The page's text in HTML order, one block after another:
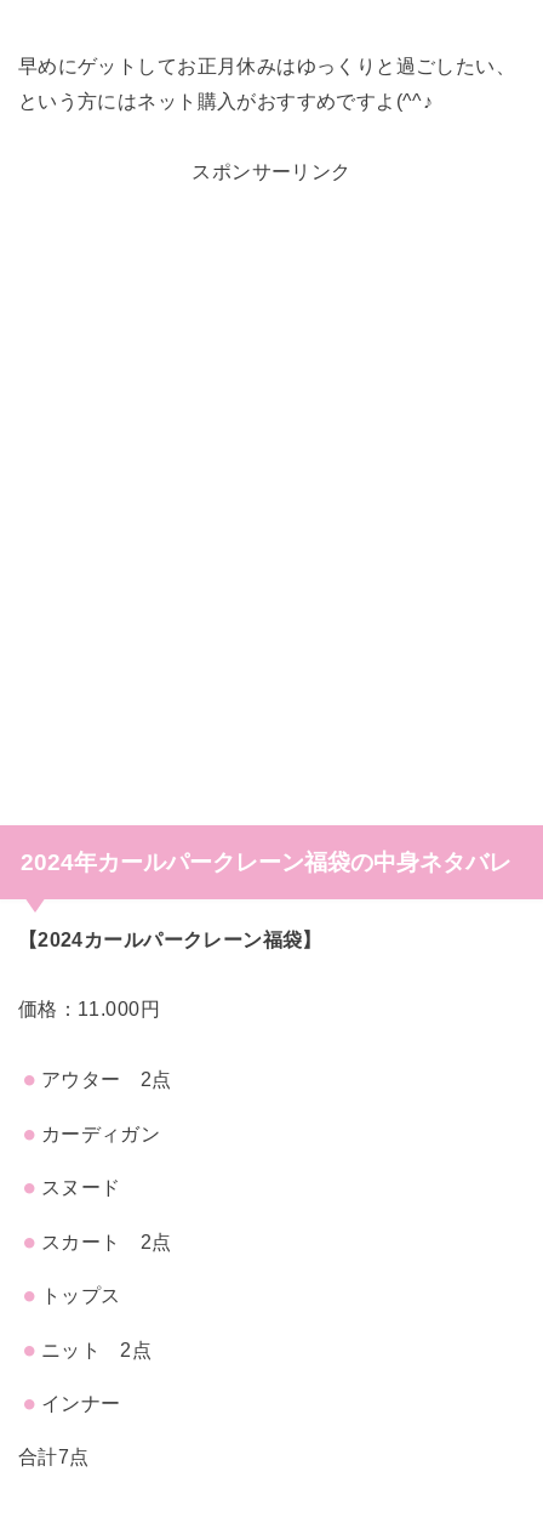
早めにゲットしてお正月休みはゆっくりと過ごしたい、
という方にはネット購入がおすすめですよ(^^♪
スポンサーリンク
2024年カールパークレーン福袋の中身ネタバレ
【2024カールパークレーン福袋】
価格：11.000円
アウター 2点
カーディガン
スヌード
スカート 2点
トップス
ニット 2点
インナー
合計7点